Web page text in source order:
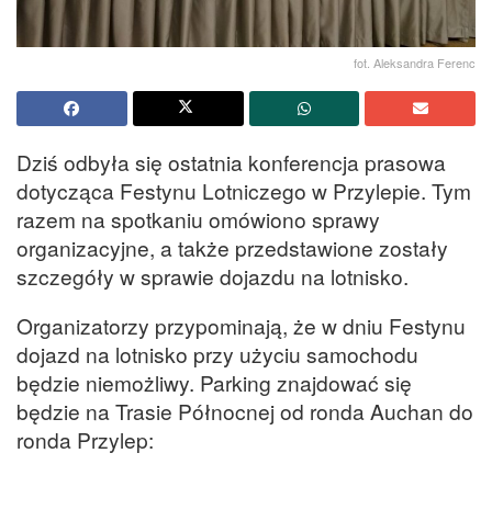
fot. Aleksandra Ferenc
Dziś odbyła się ostatnia konferencja prasowa
dotycząca Festynu Lotniczego w Przylepie. Tym
razem na spotkaniu omówiono sprawy
organizacyjne, a także przedstawione zostały
szczegóły w sprawie dojazdu na lotnisko.
Organizatorzy przypominają, że w dniu Festynu
dojazd na lotnisko przy użyciu samochodu
będzie niemożliwy. Parking znajdować się
będzie na Trasie Północnej od ronda Auchan do
ronda Przylep: